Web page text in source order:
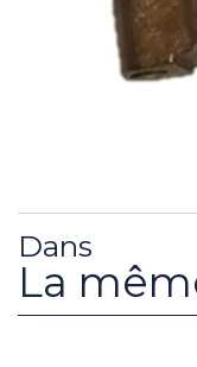
Dans
La